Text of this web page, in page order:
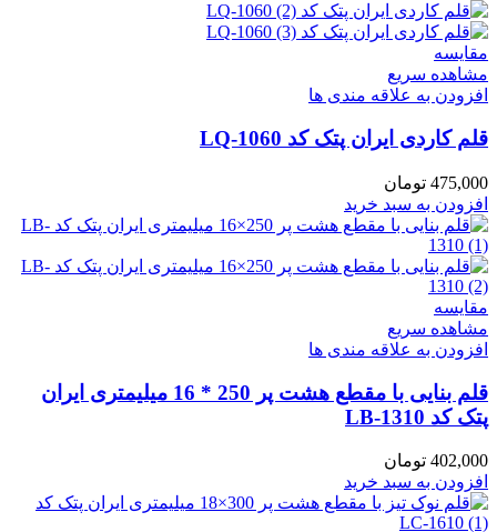
مقایسه
مشاهده سریع
افزودن به علاقه مندی ها
قلم کاردی ایران پتک کد LQ-1060
475,000 تومان
افزودن به سبد خرید
مقایسه
مشاهده سریع
افزودن به علاقه مندی ها
قلم بنایی با مقطع هشت پر 250 * 16 میلیمتری ایران
پتک کد LB-1310
402,000 تومان
افزودن به سبد خرید